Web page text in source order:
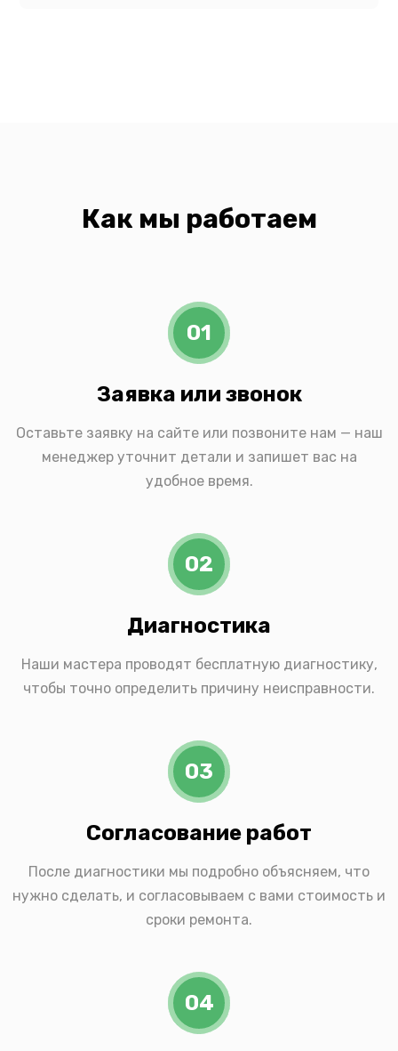
Как мы работаем
01
Заявка или звонок
Оставьте заявку на сайте или позвоните нам — наш
менеджер уточнит детали и запишет вас на
удобное время.
02
Диагностика
Наши мастера проводят бесплатную диагностику,
чтобы точно определить причину неисправности.
03
Согласование работ
После диагностики мы подробно объясняем, что
нужно сделать, и согласовываем с вами стоимость и
сроки ремонта.
04